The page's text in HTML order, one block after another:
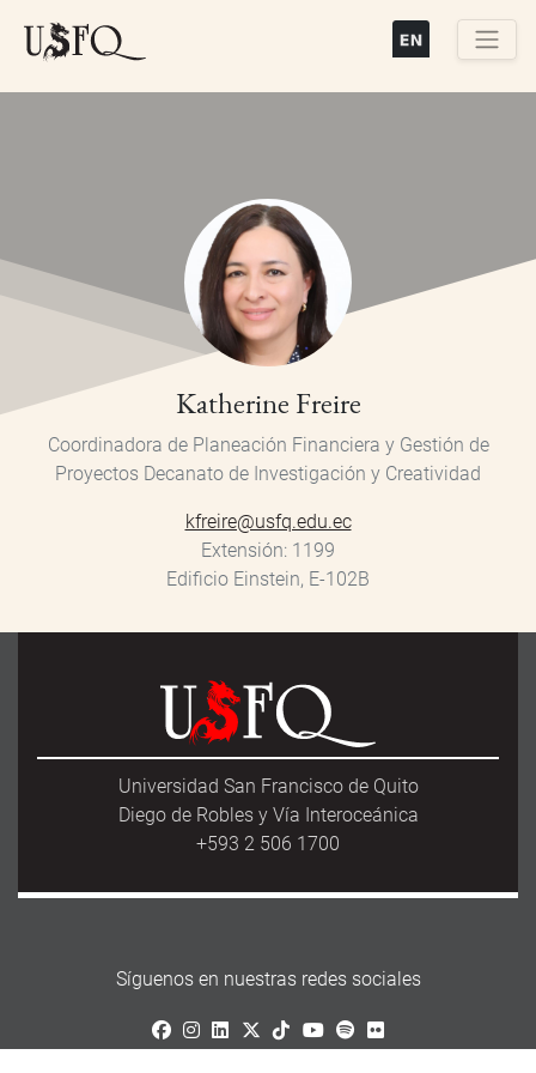
Katherine Freire
Coordinadora de Planeación Financiera y Gestión de
Proyectos Decanato de Investigación y Creatividad
kfreire@usfq.edu.ec
Extensión 1199
Edificio Einstein, E-102B
Universidad San Francisco de Quito
Diego de Robles y Vía Interoceánica
+593 2 506 1700
Síguenos en nuestras redes sociales